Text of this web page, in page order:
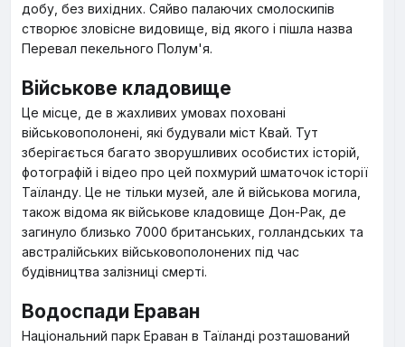
добу, без вихідних. Сяйво палаючих смолоскипів
створює зловісне видовище, від якого і пішла назва
Перевал пекельного Полум'я.
Військове кладовище
Це місце, де в жахливих умовах поховані
військовополонені, які будували міст Квай. Тут
зберігається багато зворушливих особистих історій,
фотографій і відео про цей похмурий шматочок історії
Таїланду. Це не тільки музей, але й військова могила,
також відома як військове кладовище Дон-Рак, де
загинуло близько 7000 британських, голландських та
австралійських військовополонених під час
будівництва залізниці смерті.
Водоспади Ераван
Національний парк Ераван в Таїланді розташований